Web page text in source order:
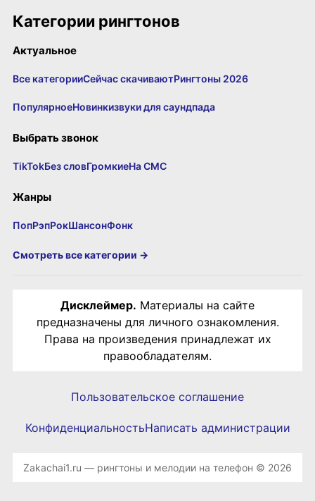
Категории рингтонов
Актуальное
Все категорииСейчас скачиваютРингтоны 2026
ПопулярноеНовинкизвуки для саундпада
Выбрать звонок
TikTokБез словГромкиеНа СМС
Жанры
ПопРэпРокШансонФонк
Смотреть все категории →
Дисклеймер. Материалы на сайте
предназначены для личного ознакомления.
Права на произведения принадлежат их
правообладателям.
Пользовательское соглашение
КонфиденциальностьНаписать администрации
Zakachai1.ru — рингтоны и мелодии на телефон © 2026